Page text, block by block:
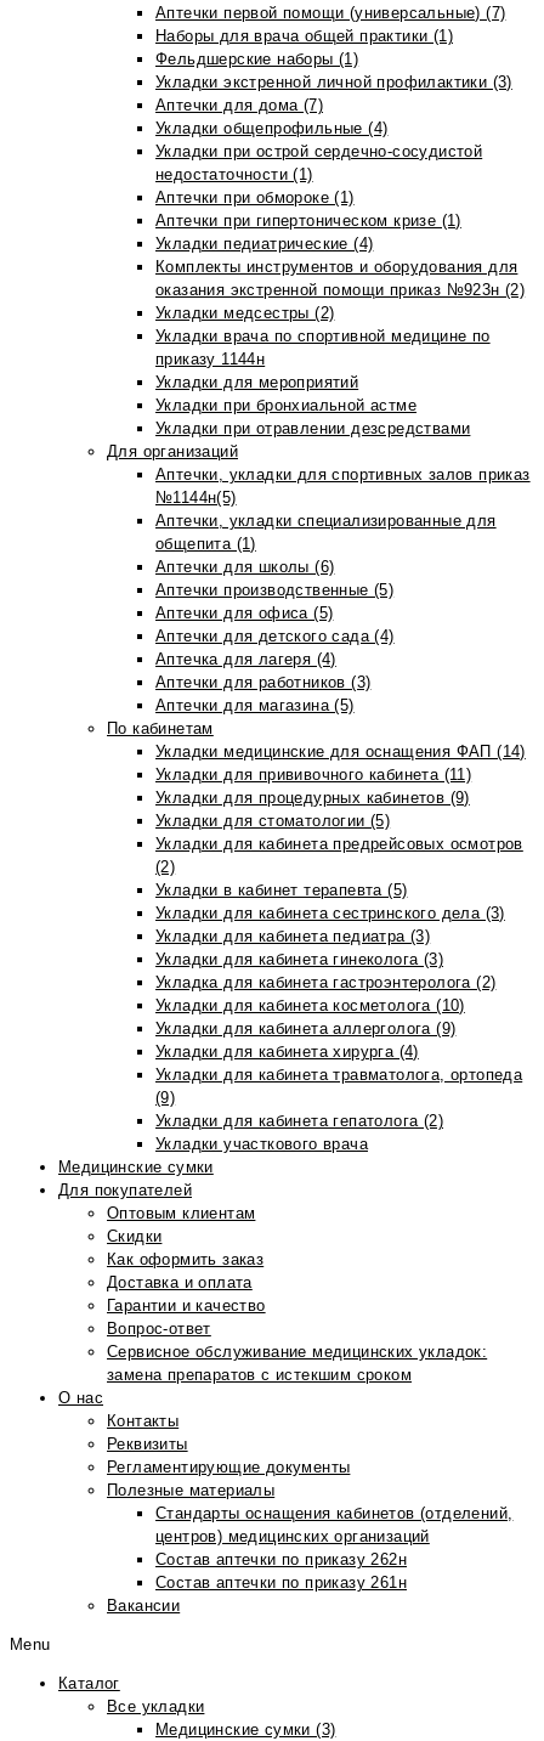
Аптечки первой помощи (универсальные) (7)
Наборы для врача общей практики (1)
Фельдшерские наборы (1)
Укладки экстренной личной профилактики (3)
Аптечки для дома (7)
Укладки общепрофильные (4)
Укладки при острой сердечно-сосудистой
недостаточности (1)
Аптечки при обмороке (1)
Аптечки при гипертоническом кризе (1)
Укладки педиатрические (4)
Комплекты инструментов и оборудования для
оказания экстренной помощи приказ №923н (2)
Укладки медсестры (2)
Укладки врача по спортивной медицине по
приказу 1144н
Укладки для мероприятий
Укладки при бронхиальной астме
Укладки при отравлении дезсредствами
Для организаций
Аптечки, укладки для спортивных залов приказ
№1144н(5)
Аптечки, укладки специализированные для
общепита (1)
Аптечки для школы (6)
Аптечки производственные (5)
Аптечки для офиса (5)
Аптечки для детского сада (4)
Аптечка для лагеря (4)
Аптечки для работников (3)
Аптечки для магазина (5)
По кабинетам
Укладки медицинские для оснащения ФАП (14)
Укладки для прививочного кабинета (11)
Укладки для процедурных кабинетов (9)
Укладки для стоматологии (5)
Укладки для кабинета предрейсовых осмотров
(2)
Укладки в кабинет терапевта (5)
Укладки для кабинета сестринского дела (3)
Укладки для кабинета педиатра (3)
Укладки для кабинета гинеколога (3)
Укладка для кабинета гастроэнтеролога (2)
Укладки для кабинета косметолога (10)
Укладки для кабинета аллерголога (9)
Укладки для кабинета хирурга (4)
Укладки для кабинета травматолога, ортопеда
(9)
Укладки для кабинета гепатолога (2)
Укладки участкового врача
Медицинские сумки
Для покупателей
Оптовым клиентам
Скидки
Как оформить заказ
Доставка и оплата
Гарантии и качество
Вопрос-ответ
Сервисное обслуживание медицинских укладок:
замена препаратов с истекшим сроком
О нас
Контакты
Реквизиты
Регламентирующие документы
Полезные материалы
Стандарты оснащения кабинетов (отделений,
центров) медицинских организаций
Состав аптечки по приказу 262н
Состав аптечки по приказу 261н
Вакансии
Menu
Каталог
Все укладки
Медицинские сумки (3)